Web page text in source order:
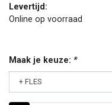
Levertijd:
Online op voorraad
Maak je keuze: *